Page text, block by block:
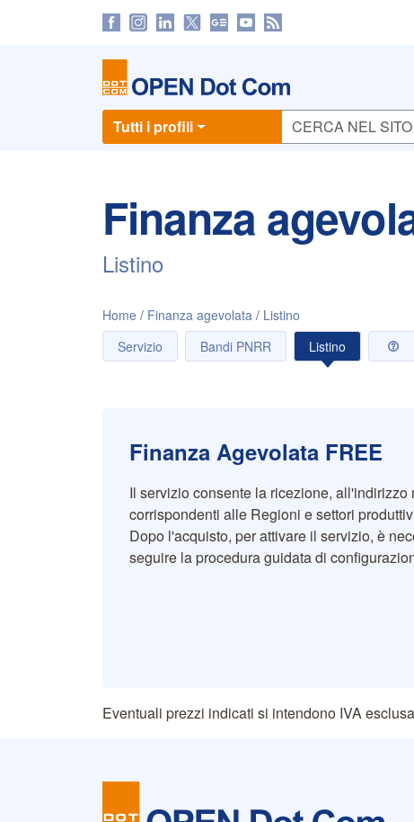
Tutti i profili
Finanza
Listino
Home Finanza agevolata
Listino
Servizio
Bandi PNRR Listino Ti
Finanza Agevolata FREE
Il servizio consente la ricezione,
corrispondenti alle Regioni e settori
Dopo l'acquisto, per attivare il servizio, è
seguire la procedura guidata di
Eventuali prezzi indicati si intendono IVA